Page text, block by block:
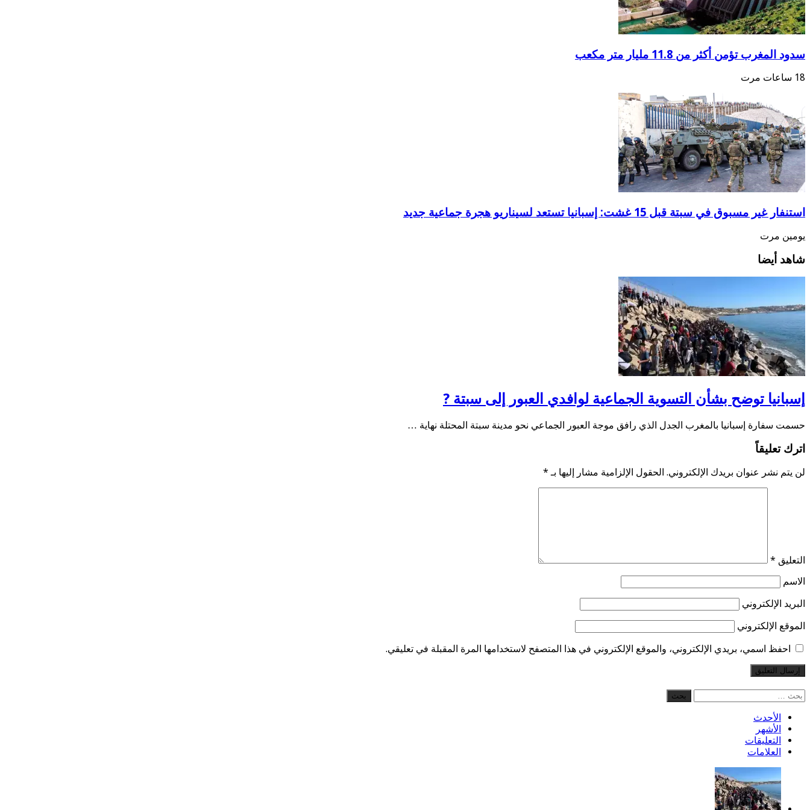
سدود المغرب تؤمن أكثر من 11.8 مليار متر مكعب
18 ساعات مرت
استنفار غير مسبوق في سبتة قبل 15 غشت: إسبانيا تستعد لسيناريو هجرة جماعية جديد
يومين مرت
شاهد أيضا
إسبانيا توضح بشأن التسوية الجماعية لوافدي العبور إلى سبتة ?
حسمت سفارة إسبانيا بالمغرب الجدل الذي رافق موجة العبور الجماعي نحو مدينة سبتة المحتلة نهاية …
اترك تعليقاً
لن يتم نشر عنوان بريدك الإلكتروني. الحقول الإلزامية مشار إليها بـ *
التعليق *
الاسم
البريد الإلكتروني
الموقع الإلكتروني
احفظ اسمي، بريدي الإلكتروني، والموقع الإلكتروني في هذا المتصفح لاستخدامها المرة المقبلة في تعليقي.
البحث
عن:
الأحدث
الأشهر
التعليقات
العلامات